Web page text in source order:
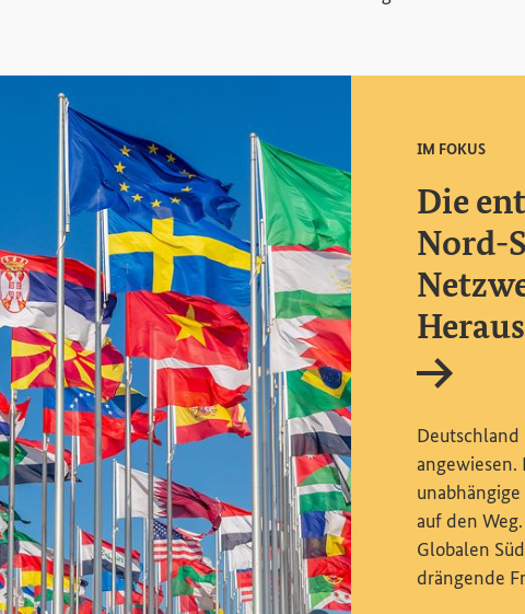
IM FOKUS
Die
Nord-
angewiesen.
auf den
Globalen
drängende